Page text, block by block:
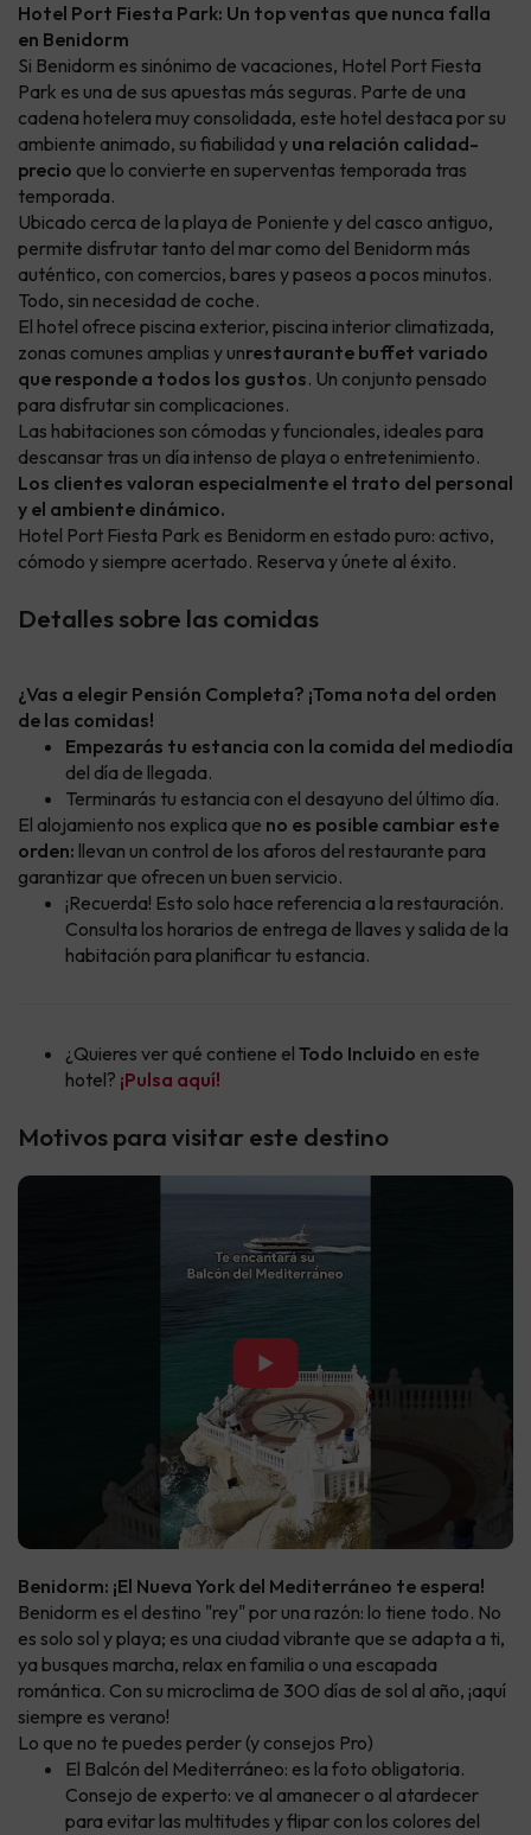
Hotel Port Fiesta Park: Un top ventas que nunca falla
en Benidorm
Si Benidorm es sinónimo de vacaciones, Hotel Port Fiesta
Park es una de sus apuestas más seguras. Parte de una
cadena hotelera muy consolidada, este hotel destaca por su
ambiente animado, su fiabilidad y una relación calidad-
precio que lo convierte en superventas temporada tras
temporada.
Ubicado cerca de la playa de Poniente y del casco antiguo,
permite disfrutar tanto del mar como del Benidorm más
auténtico, con comercios, bares y paseos a pocos minutos.
Todo, sin necesidad de coche.
El hotel ofrece piscina exterior, piscina interior climatizada,
zonas comunes amplias y unrestaurante buffet variado
que responde a todos los gustos. Un conjunto pensado
para disfrutar sin complicaciones.
Las habitaciones son cómodas y funcionales, ideales para
descansar tras un día intenso de playa o entretenimiento.
Los clientes valoran especialmente el trato del personal
y el ambiente dinámico.
Hotel Port Fiesta Park es Benidorm en estado puro: activo,
cómodo y siempre acertado. Reserva y únete al éxito.
Detalles sobre las comidas
¿Vas a elegir Pensión Completa? ¡Toma nota del orden
de las comidas!
Empezarás tu estancia con la comida del mediodía
del día de llegada.
Terminarás tu estancia con el desayuno del último día.
El alojamiento nos explica que no es posible cambiar este
orden: llevan un control de los aforos del restaurante para
garantizar que ofrecen un buen servicio.
¡Recuerda! Esto solo hace referencia a la restauración.
Consulta los horarios de entrega de llaves y salida de la
habitación para planificar tu estancia.
¿Quieres ver qué contiene el Todo Incluido en este
hotel? ¡Pulsa aquí!
Motivos para visitar este destino
▶
Benidorm: ¡El Nueva York del Mediterráneo te espera!
Benidorm es el destino "rey" por una razón: lo tiene todo. No
es solo sol y playa; es una ciudad vibrante que se adapta a ti,
ya busques marcha, relax en familia o una escapada
romántica. Con su microclima de 300 días de sol al año, ¡aquí
siempre es verano!
Lo que no te puedes perder (y consejos Pro)
El Balcón del Mediterráneo: es la foto obligatoria.
Consejo de experto: ve al amanecer o al atardecer
para evitar las multitudes y flipar con los colores del